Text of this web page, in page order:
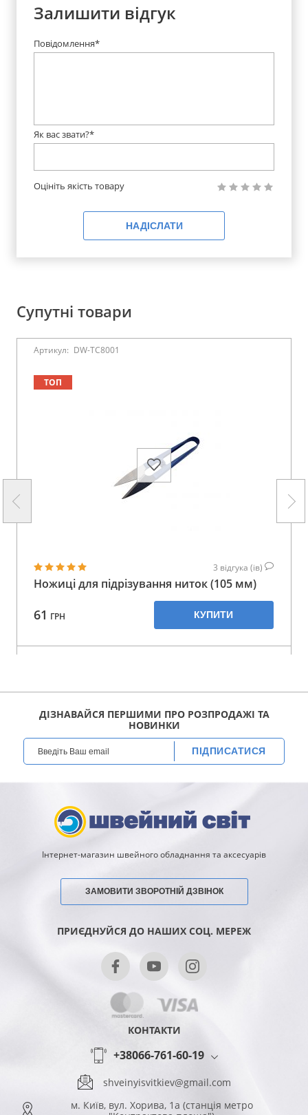
Залишити відгук
Повідомлення*
Як вас звати?*
Оцініть якість товару
НАДІСЛАТИ
Супутні товари
Артикул: DW-TC8001
ТОП
3 відгука (ів)
Ножиці для підрізування ниток (105 мм)
61 ГРН КУПИТИ
ДІЗНАВАЙСЯ ПЕРШИМИ ПРО РОЗПРОДАЖІ ТА
НОВИНКИ
ПІДПИСАТИСЯ
Інтернет-магазин швейного обладнання та аксесуарів
ЗАМОВИТИ ЗВОРОТНІЙ ДЗВІНОК
ПРИЄДНУЙСЯ ДО НАШИХ СОЦ. МЕРЕЖ
КОНТАКТИ
+38066-761-60-19
shveinyisvitkiev@gmail.com
м. Київ, вул. Хорива, 1а (станція метро